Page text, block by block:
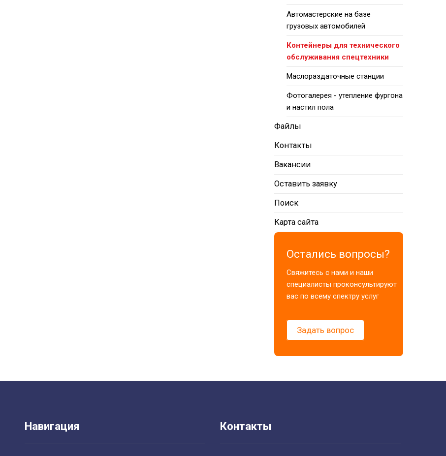
Автомастерские на базе
грузовых автомобилей
Контейнеры для технического
обслуживания спецтехники
Маслораздаточные станции
Фотогалерея - утепление фургона
и настил пола
Файлы
Контакты
Вакансии
Оставить заявку
Поиск
Карта сайта
Остались вопросы?
Свяжитесь с нами и наши
специалисты проконсультируют
вас по всему спектру услуг
Задать вопрос
Навигация Контакты